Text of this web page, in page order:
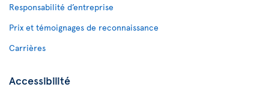
Responsabilité d’entreprise
Prix et témoignages de reconnaissance
Carrières
Accessibilité